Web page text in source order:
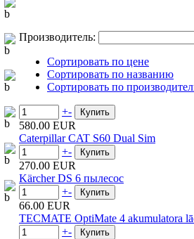
Производитель:
Сортировать по цене
Сортировать по названию
Сортировать по
+-
580.00 EUR
Caterpillar CAT S60 Dual Sim
+-
270.00 EUR
Kärcher DS 6 пылесос
+-
66.00 EUR
TECMATE OptiMate 4 akumulatora
+-